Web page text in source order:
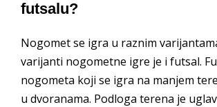
futsalu?
Nogomet se igra u raznim
varijanti nogometne igre je i futsal.
nogometa koji se igra na manjem
u dvoranama. Podloga terena je